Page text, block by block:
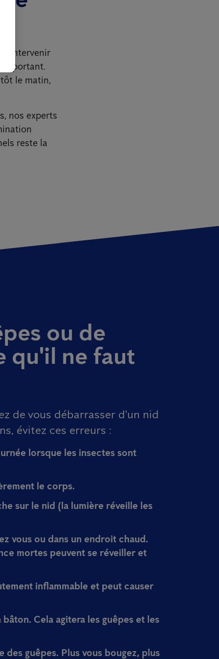
le matin,
nos experts
reste la
ou de
qu'il ne faut
de vous débarrasser d'un nid
évitez ces erreurs :
lorsque les insectes sont
le corps.
sur le nid (la lumière réveille les
vous ou dans un endroit chaud.
mortes peuvent se réveiller et
inflammable et peut causer
bâton. Cela agitera les guêpes et les
des guêpes. Plus vous bougez, plus